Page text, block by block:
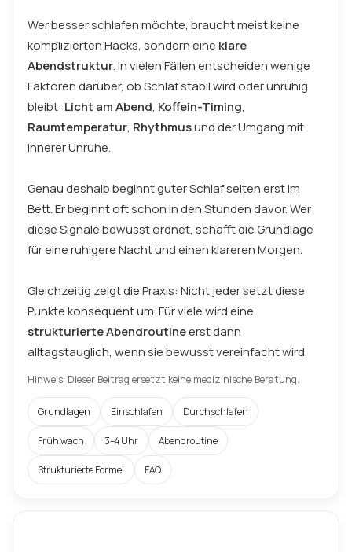
Wer besser schlafen möchte, braucht meist keine
komplizierten Hacks, sondern eine klare
Abendstruktur. In vielen Fällen entscheiden wenige
Faktoren darüber, ob Schlaf stabil wird oder unruhig
bleibt: Licht am Abend, Koffein-Timing,
Raumtemperatur, Rhythmusund der Umgang mit
innerer Unruhe.
Genau deshalb beginnt guter Schlaf selten erst im
Bett. Er beginnt oft schon in den Stunden davor. Wer
diese Signale bewusst ordnet, schafft die Grundlage
für eine ruhigere Nacht und einen klareren Morgen.
Gleichzeitig zeigt die Praxis: Nicht jeder setzt diese
Punkte konsequent um. Für viele wird eine
strukturierte Abendroutineerst dann
alltagstauglich, wenn sie bewusst vereinfacht wird.
Hinweis: Dieser Beitrag ersetzt keine medizinische Beratung.
Grundlagen Einschlafen Durchschlafen
Früh wach 3–4 Uhr Abendroutine
Strukturierte Formel FAQ